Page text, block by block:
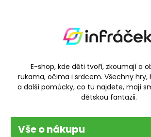
E-shop, kde děti tvoří, zkoumají a
rukama, očima i srdcem. Všechny hry,
a další pomůcky, co tu najdete, mají
dětskou fantazii.
Vše o nákupu